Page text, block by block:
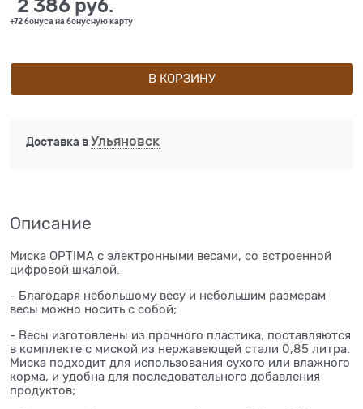
2 386 руб.
+72 бонуса на бонусную карту
В КОРЗИНУ
Доставка вУльяновск
Описание
Миска OPTIMA с электронными весами, со встроенной
цифровой шкалой.
- Благодаря небольшому весу и небольшим размерам
весы можно носить с собой;
- Весы изготовлены из прочного пластика, поставляются
в комплекте с миской из нержавеющей стали 0,85 литра.
Миска подходит для использования сухого или влажного
корма, и удобна для последовательного добавления
продуктов;